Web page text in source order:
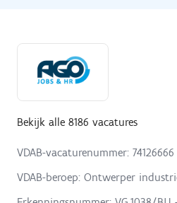
Bekijk alle 8186 vacatures
VDAB-vacaturenummer: 74126666
VDAB-beroep: Ontwerper